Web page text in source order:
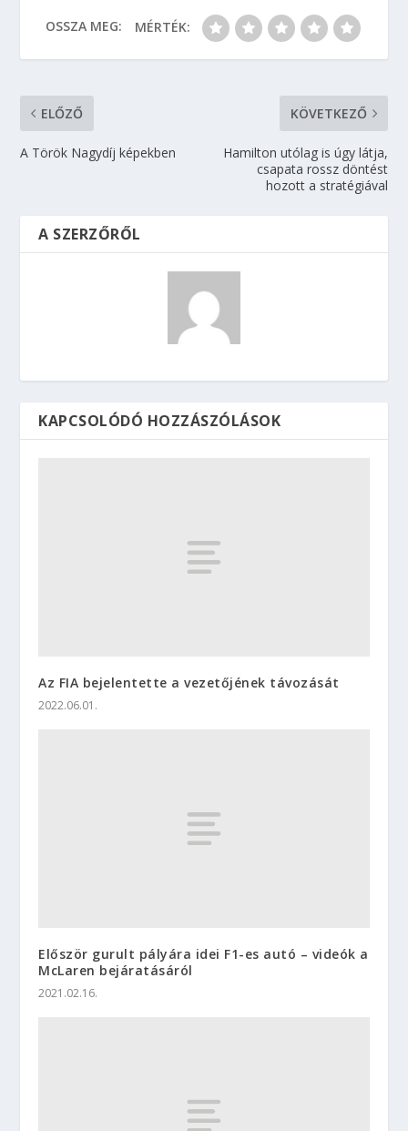
OSSZA MEG: MÉRTÉK:
ELŐZŐ
A Török Nagydíj képekben
KÖVETKEZŐ
Hamilton utólag is úgy látja,
csapata rossz döntést
hozott a stratégiával
A SZERZŐRŐL
KAPCSOLÓDÓ HOZZÁSZÓLÁSOK
Az FIA bejelentette a vezetőjének távozását
2022.06.01.
Először gurult pályára idei F1-es autó – videók a
McLaren bejáratásáról
2021.02.16.